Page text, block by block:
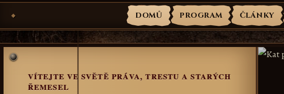
Přejít na obsah
Veselá Mučírna
DOMŮ PROGRAM ČLÁNKY
VÍTEJTE VE SVĚTĚ PRÁVA, TRESTU A STARÝCH
ŘEMESEL